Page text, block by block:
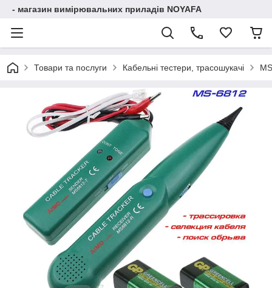
- магазин вимірювальних приладів NOYAFA
Товари та послуги Кабельні тестери, трасошукачі